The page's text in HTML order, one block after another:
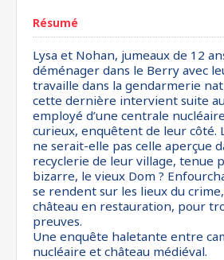
Résumé
Lysa et Nohan, jumeaux de 12
déménager dans le Berry avec
travaille dans la gendarmerie
cette dernière intervient suite
employé d’une centrale
curieux, enquêtent de leur côté.
ne serait-elle pas celle aperçue
recyclerie de leur village, tenue
bizarre, le vieux Dom ?
se rendent sur les lieux du
château en restauration, pour
preuves.
Une enquête haletante entre
nucléaire et château médiéval.